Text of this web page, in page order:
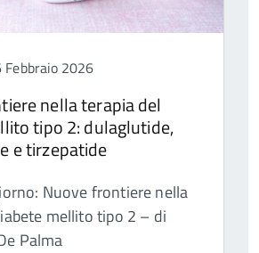
Febbraio 2026
nella terapia del
tipo 2: dulaglutide,
e tirzepatide
Nuove frontiere nella
mellito tipo 2 – di
Palma